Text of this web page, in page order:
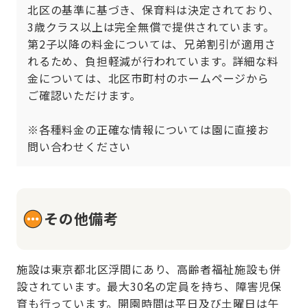
北区の基準に基づき、保育料は決定されており、
3歳クラス以上は完全無償で提供されています。
第2子以降の料金については、兄弟割引が適用さ
れるため、負担軽減が行われています。詳細な料
金については、北区市町村のホームページから
ご確認いただけます。
※各種料金の正確な情報については園に直接お
問い合わせください
その他備考
施設は東京都北区浮間にあり、高齢者福祉施設も併
設されています。最大30名の定員を持ち、障害児保
育も行っています。開園時間は平日及び土曜日は午